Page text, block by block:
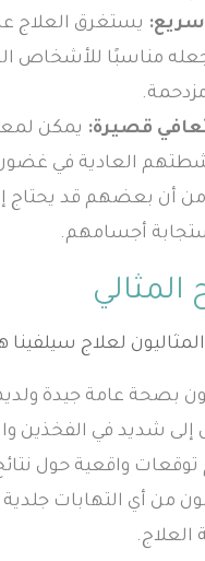
سريع: يستغرق العلاج
مناسبًا للأشخاص
قصيرة: يمكن
العادية في غضون
من أن بعضهم قد يحتاج
أجسامهم.
لعلاج
بصحة عامة جيدة
إلى شديد في الفخذين
واقعية حول
من أي التهابات
العلاج.